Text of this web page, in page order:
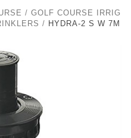
/ GOLF COURSE IRRIG
/ HYDRA-2 S W 7M